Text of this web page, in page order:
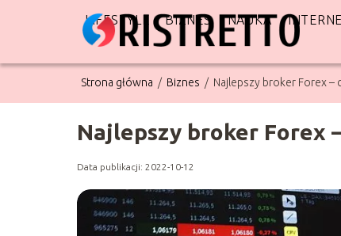
LIFESTYLE BIZNES NAUKA
Strona główna / Biznes / Najlepszy broker Forex –
Najlepszy broker Forex
Data publikacji: 2022-10-12